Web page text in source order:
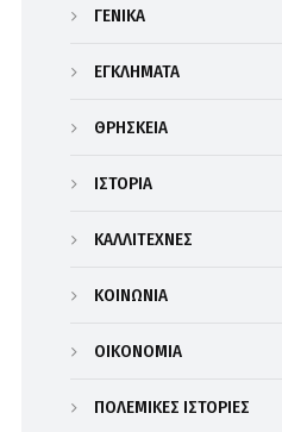
ΓΕΝΙΚΑ
ΕΓΚΛΗΜΑΤΑ
ΘΡΗΣΚΕΙΑ
ΙΣΤΟΡΙΑ
ΚΑΛΛΙΤΕΧΝΕΣ
ΚΟΙΝΩΝΙΑ
ΟΙΚΟΝΟΜΙΑ
ΠΟΛΕΜΙΚΕΣ ΙΣΤΟΡΙΕΣ